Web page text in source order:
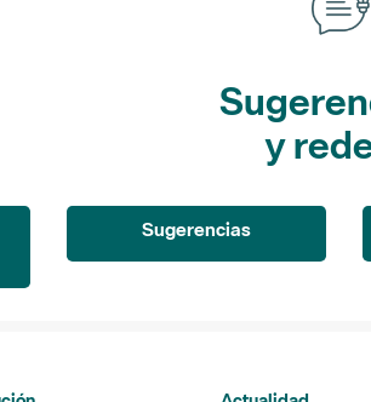
y
Sugerencias